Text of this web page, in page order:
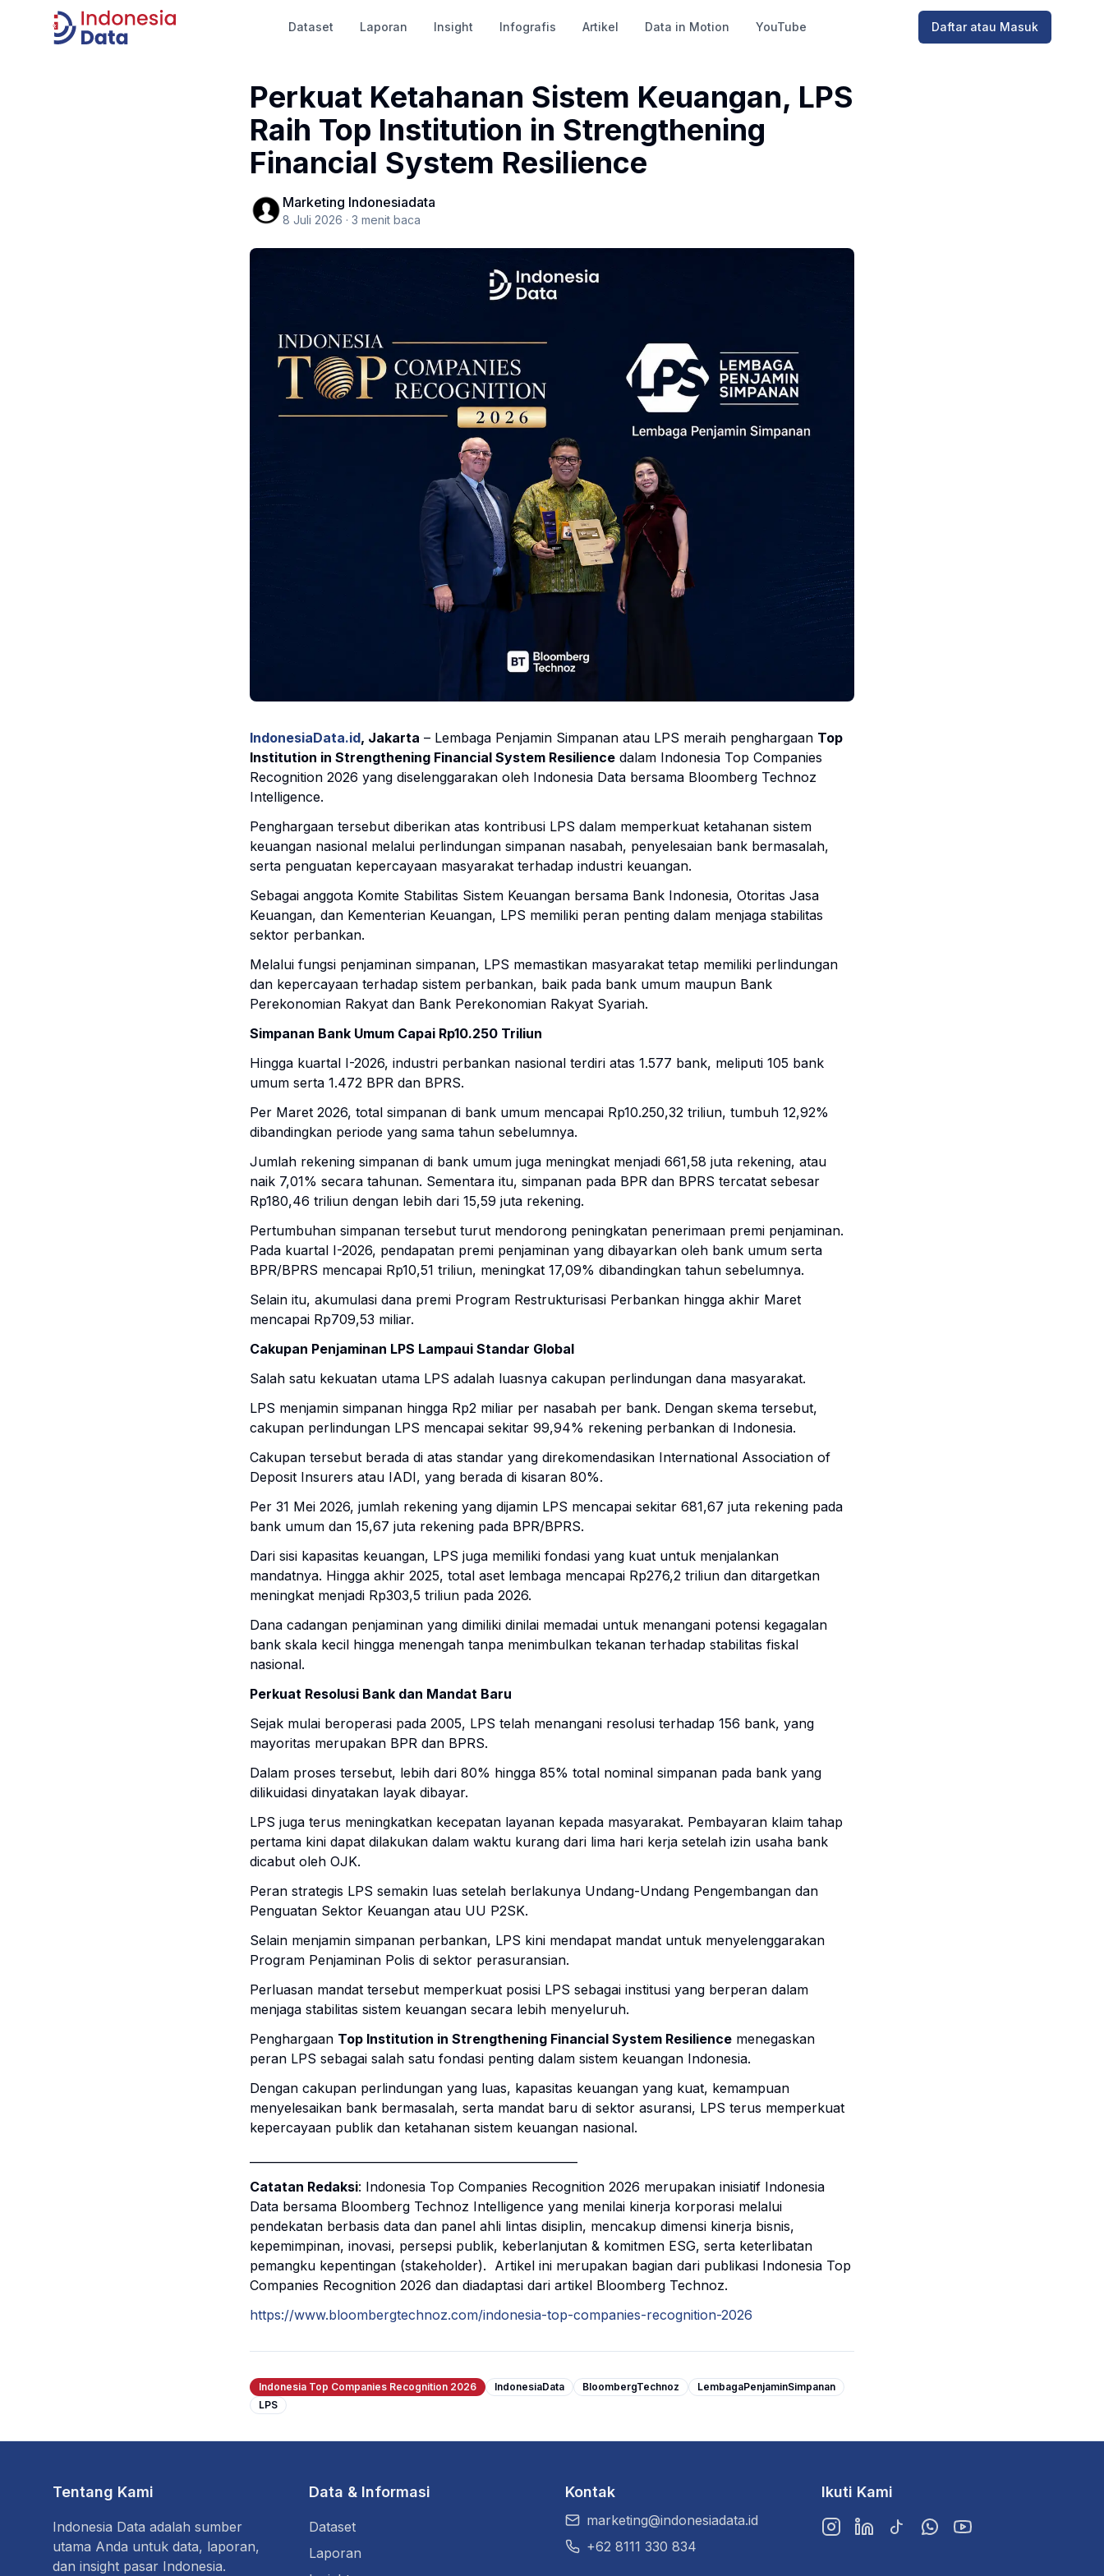
Indonesia Data
Dataset Laporan Insight Infografis Artikel Data in Motion YouTube Daftar atau Masuk
Perkuat Ketahanan Sistem Keuangan, LPS
Raih Top Institution in Strengthening
Financial System Resilience
Marketing Indonesiadata
8 Juli 2026 · 3 menit baca
IndonesiaData.id, Jakarta – Lembaga Penjamin Simpanan atau LPS meraih penghargaan Top
Institution in Strengthening Financial System Resilience dalam Indonesia Top Companies
Recognition 2026 yang diselenggarakan oleh Indonesia Data bersama Bloomberg Technoz
Intelligence.
Penghargaan tersebut diberikan atas kontribusi LPS dalam memperkuat ketahanan sistem
keuangan nasional melalui perlindungan simpanan nasabah, penyelesaian bank bermasalah,
serta penguatan kepercayaan masyarakat terhadap industri keuangan.
Sebagai anggota Komite Stabilitas Sistem Keuangan bersama Bank Indonesia, Otoritas Jasa
Keuangan, dan Kementerian Keuangan, LPS memiliki peran penting dalam menjaga stabilitas
sektor perbankan.
Melalui fungsi penjaminan simpanan, LPS memastikan masyarakat tetap memiliki perlindungan
dan kepercayaan terhadap sistem perbankan, baik pada bank umum maupun Bank
Perekonomian Rakyat dan Bank Perekonomian Rakyat Syariah.
Simpanan Bank Umum Capai Rp10.250 Triliun
Hingga kuartal I-2026, industri perbankan nasional terdiri atas 1.577 bank, meliputi 105 bank
umum serta 1.472 BPR dan BPRS.
Per Maret 2026, total simpanan di bank umum mencapai Rp10.250,32 triliun, tumbuh 12,92%
dibandingkan periode yang sama tahun sebelumnya.
Jumlah rekening simpanan di bank umum juga meningkat menjadi 661,58 juta rekening, atau
naik 7,01% secara tahunan. Sementara itu, simpanan pada BPR dan BPRS tercatat sebesar
Rp180,46 triliun dengan lebih dari 15,59 juta rekening.
Pertumbuhan simpanan tersebut turut mendorong peningkatan penerimaan premi penjaminan.
Pada kuartal I-2026, pendapatan premi penjaminan yang dibayarkan oleh bank umum serta
BPR/BPRS mencapai Rp10,51 triliun, meningkat 17,09% dibandingkan tahun sebelumnya.
Selain itu, akumulasi dana premi Program Restrukturisasi Perbankan hingga akhir Maret
mencapai Rp709,53 miliar.
Cakupan Penjaminan LPS Lampaui Standar Global
Salah satu kekuatan utama LPS adalah luasnya cakupan perlindungan dana masyarakat.
LPS menjamin simpanan hingga Rp2 miliar per nasabah per bank. Dengan skema tersebut,
cakupan perlindungan LPS mencapai sekitar 99,94% rekening perbankan di Indonesia.
Cakupan tersebut berada di atas standar yang direkomendasikan International Association of
Deposit Insurers atau IADI, yang berada di kisaran 80%.
Per 31 Mei 2026, jumlah rekening yang dijamin LPS mencapai sekitar 681,67 juta rekening pada
bank umum dan 15,67 juta rekening pada BPR/BPRS.
Dari sisi kapasitas keuangan, LPS juga memiliki fondasi yang kuat untuk menjalankan
mandatnya. Hingga akhir 2025, total aset lembaga mencapai Rp276,2 triliun dan ditargetkan
meningkat menjadi Rp303,5 triliun pada 2026.
Dana cadangan penjaminan yang dimiliki dinilai memadai untuk menangani potensi kegagalan
bank skala kecil hingga menengah tanpa menimbulkan tekanan terhadap stabilitas fiskal
nasional.
Perkuat Resolusi Bank dan Mandat Baru
Sejak mulai beroperasi pada 2005, LPS telah menangani resolusi terhadap 156 bank, yang
mayoritas merupakan BPR dan BPRS.
Dalam proses tersebut, lebih dari 80% hingga 85% total nominal simpanan pada bank yang
dilikuidasi dinyatakan layak dibayar.
LPS juga terus meningkatkan kecepatan layanan kepada masyarakat. Pembayaran klaim tahap
pertama kini dapat dilakukan dalam waktu kurang dari lima hari kerja setelah izin usaha bank
dicabut oleh OJK.
Peran strategis LPS semakin luas setelah berlakunya Undang-Undang Pengembangan dan
Penguatan Sektor Keuangan atau UU P2SK.
Selain menjamin simpanan perbankan, LPS kini mendapat mandat untuk menyelenggarakan
Program Penjaminan Polis di sektor perasuransian.
Perluasan mandat tersebut memperkuat posisi LPS sebagai institusi yang berperan dalam
menjaga stabilitas sistem keuangan secara lebih menyeluruh.
Penghargaan Top Institution in Strengthening Financial System Resilience menegaskan
peran LPS sebagai salah satu fondasi penting dalam sistem keuangan Indonesia.
Dengan cakupan perlindungan yang luas, kapasitas keuangan yang kuat, kemampuan
menyelesaikan bank bermasalah, serta mandat baru di sektor asuransi, LPS terus memperkuat
kepercayaan publik dan ketahanan sistem keuangan nasional.
Catatan Redaksi: Indonesia Top Companies Recognition 2026 merupakan inisiatif Indonesia
Data bersama Bloomberg Technoz Intelligence yang menilai kinerja korporasi melalui
pendekatan berbasis data dan panel ahli lintas disiplin, mencakup dimensi kinerja bisnis,
kepemimpinan, inovasi, persepsi publik, keberlanjutan & komitmen ESG, serta keterlibatan
pemangku kepentingan (stakeholder). Artikel ini merupakan bagian dari publikasi Indonesia Top
Companies Recognition 2026 dan diadaptasi dari artikel Bloomberg Technoz.
https://www.bloombergtechnoz.com/indonesia-top-companies-recognition-2026
Indonesia Top Companies Recognition 2026 IndonesiaData BloombergTechnoz
LembagaPenjaminSimpanan
LPS
Tentang Kami
Indonesia Data adalah sumber
utama Anda untuk data, laporan,
dan insight pasar Indonesia.
Data & Informasi
Dataset
Laporan
Kontak
marketing@indonesiadata.id
+62 8111 330 834
Ikuti Kami
InstagramLinkedInTikTokWhatsAppYouTube